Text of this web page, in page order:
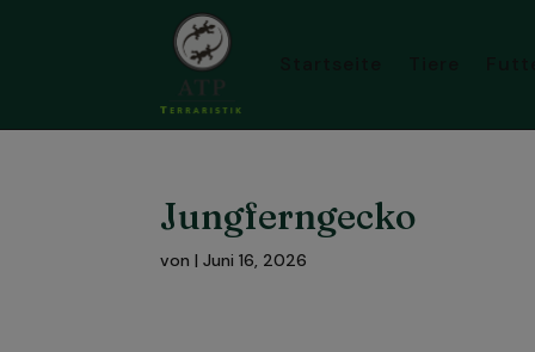
Jungferngecko
von|Juni 16, 2026